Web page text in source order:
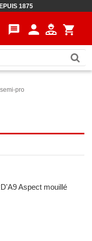
1875
message person shopping_cart
pro
Aspect mouillé